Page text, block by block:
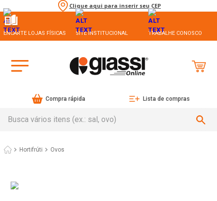
Clique aqui para inserir seu CEP
ENCARTE LOJAS FÍSICAS SITE INSTITUCIONAL TRABALHE CONOSCO
Compra rápida Lista de compras
Hortifrúti Ovos